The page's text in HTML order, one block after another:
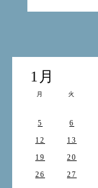
1月
月 火
5
6
12
13
19
20
26
27